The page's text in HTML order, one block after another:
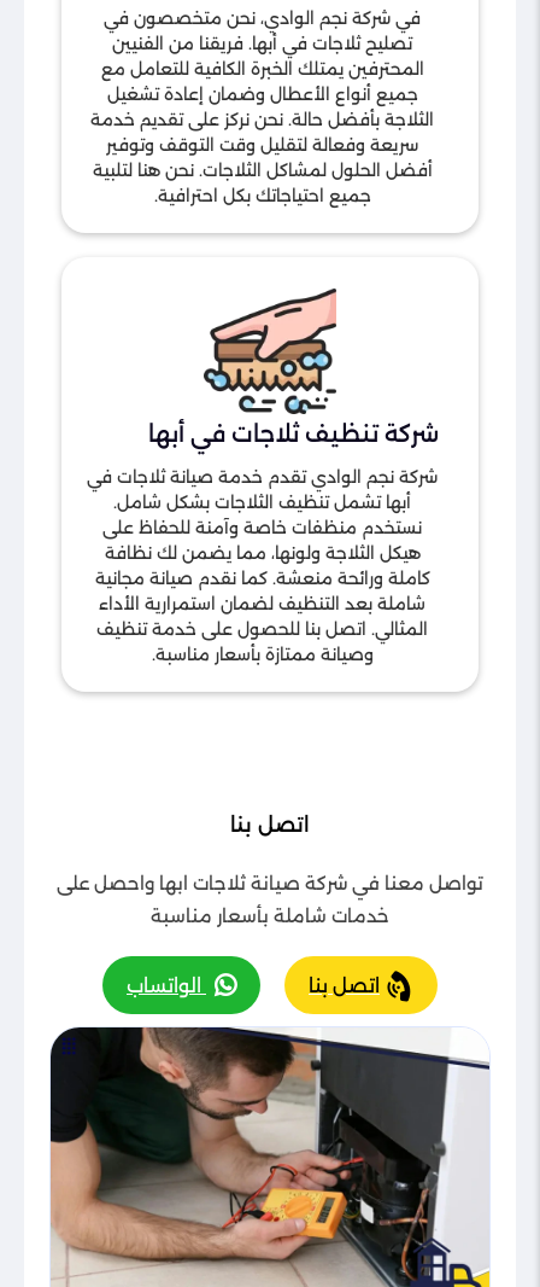
في شركة نجم الوادي، نحن متخصصون في
تصليح ثلاجات في أبها. فريقنا من الفنيين
المحترفين يمتلك الخبرة الكافية للتعامل مع
جميع أنواع الأعطال وضمان إعادة تشغيل
الثلاجة بأفضل حالة. نحن نركز على تقديم خدمة
سريعة وفعالة لتقليل وقت التوقف وتوفير
أفضل الحلول لمشاكل الثلاجات. نحن هنا لتلبية
جميع احتياجاتك بكل احترافية.
شركة تنظيف ثلاجات في أبها
شركة نجم الوادي تقدم خدمة صيانة ثلاجات في
أبها تشمل تنظيف الثلاجات بشكل شامل.
نستخدم منظفات خاصة وآمنة للحفاظ على
هيكل الثلاجة ولونها، مما يضمن لك نظافة
كاملة ورائحة منعشة. كما نقدم صيانة مجانية
شاملة بعد التنظيف لضمان استمرارية الأداء
المثالي. اتصل بنا للحصول على خدمة تنظيف
وصيانة ممتازة بأسعار مناسبة.
اتصل بنا
تواصل معنا في شركة صيانة ثلاجات ابها واحصل على
خدمات شاملة بأسعار مناسبة
اتصل بنا الواتساب